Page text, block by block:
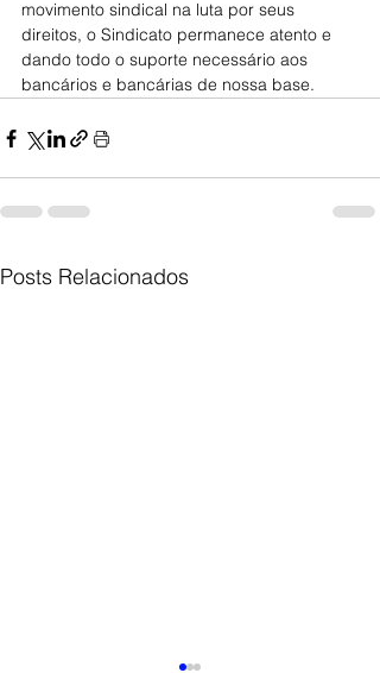
movimento sindical na luta por seus
direitos, o Sindicato permanece atento e
dando todo o suporte necessário aos
bancários e bancárias de nossa base.
Posts Relacionados